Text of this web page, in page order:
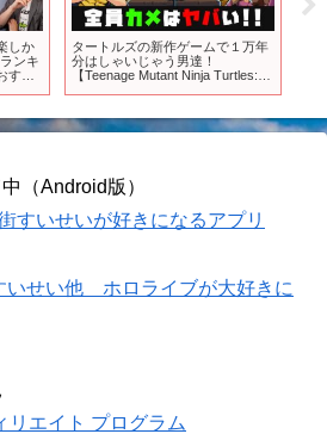
しか
ンキ
すす
タートルズの新作ゲームで１万年
分はしゃいじゃう男達！
【Teenage Mutant Ninja Turtles:
（Android版）
いせいが好きになるアプリ
いせい他 ホロライブが大好きに
エイト プログラム